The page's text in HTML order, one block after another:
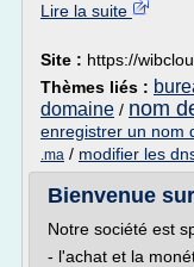
Lire la suite
Site : https://
Thèmes liés :
domaine / nom
enregistrer un nom
.ma / modifier les
Bienvenue
Notre société est
- l'achat et la